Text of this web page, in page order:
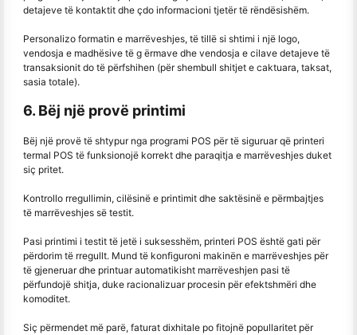
detajeve të kontaktit dhe çdo informacioni tjetër të rëndësishëm.
Personalizo formatin e marrëveshjes, të tillë si shtimi i një logo,
vendosja e madhësive të g ërmave dhe vendosja e cilave detajeve të
transaksionit do të përfshihen (për shembull shitjet e caktuara, taksat,
sasia totale).
6. Bëj një provë printimi
Bëj një provë të shtypur nga programi POS për të siguruar që printeri
termal POS të funksionojë korrekt dhe paraqitja e marrëveshjes duket
siç pritet.
Kontrollo rregullimin, cilësinë e printimit dhe saktësinë e përmbajtjes
të marrëveshjes së testit.
Pasi printimi i testit të jetë i suksesshëm, printeri POS është gati për
përdorim të rregullt. Mund të konfiguroni makinën e marrëveshjes për
të gjeneruar dhe printuar automatikisht marrëveshjen pasi të
përfundojë shitja, duke racionalizuar procesin për efektshmëri dhe
komoditet.
Siç përmendet më parë, faturat dixhitale po fitojnë popullaritet për